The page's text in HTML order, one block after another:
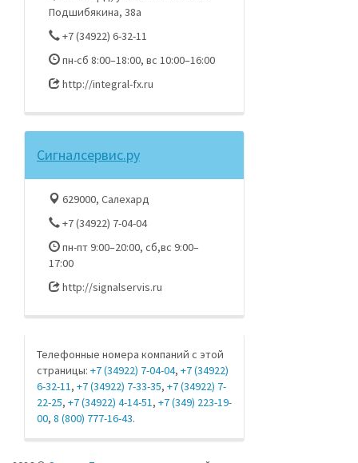
Подшибякина, 38а
+7 (34922) 6-32-11
пн-сб 8:00–18:00, вс 10:00–16:00
http://integral-fx.ru
Сигналсервис.ру
629000, Салехард
+7 (34922) 7-04-04
пн-пт 9:00–20:00, сб,вс 9:00–
17:00
http://signalservis.ru
Телефонные номера компаний с этой
страницы: +7 (34922) 7-04-04, +7 (34922)
6-32-11, +7 (34922) 7-33-35, +7 (34922) 7-
22-25, +7 (34922) 4-14-51, +7 (349) 223-19-
00, 8 (800) 777-16-43.